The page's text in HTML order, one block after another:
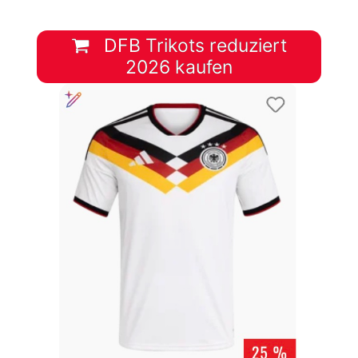
DFB Trikots reduziert
2026 kaufen